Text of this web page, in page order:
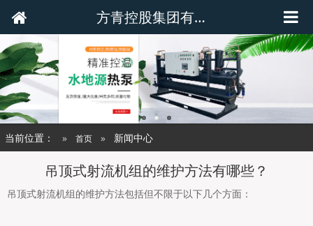
方青控股集团有限公司
当前位置： 首页 新闻中心
吊顶式射流机组的维护方法有哪些？
吊顶式射流机组的维护方法包括但不限于以下几个方面：